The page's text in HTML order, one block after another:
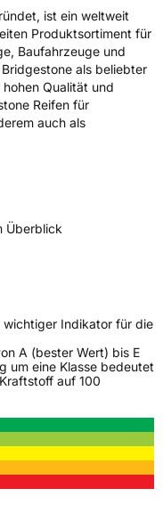
ist ein weltweit
Produktsortiment für
Baufahrzeuge und
als beliebter
Qualität und
Reifen für
auch als
Überblick
wichtiger Indikator für die
A (bester Wert) bis E
um eine Klasse bedeutet
auf 100